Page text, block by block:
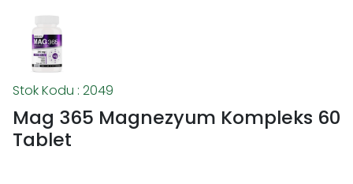
Stok Kodu : 2049
Mag 365 Magnezyum Kompleks 60
Tablet